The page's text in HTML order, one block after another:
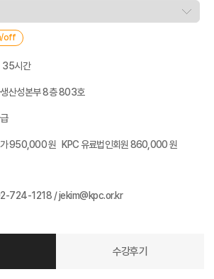
off
35시간
산성본부 8층 803호
950,000 원 KPC 유료법인회원 860,000 원
724-1218 / jekim@kpc.or.kr
수강후기